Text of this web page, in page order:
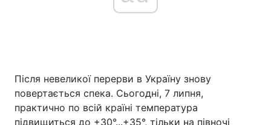
Головна Війна
Після невеликої перерви в Україну знову
повертається спека. Сьогодні, 7 липня,
практично по всій країні температура
підвищиться до +30°...+35°, тільки на півночі